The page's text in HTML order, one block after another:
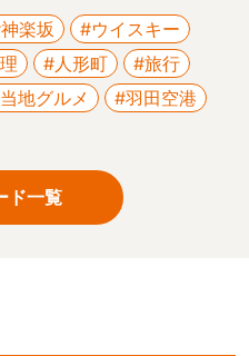
楽坂
#ウイスキー
#人形町
#旅行
地グルメ
#羽田空港
ド一覧